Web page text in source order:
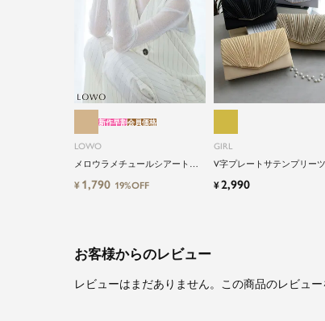
LOWO
メロウラメチュールシアートッ
プス
新作早割会員価格
¥ 1,790 19%OFF
GIRL
V字プレートサテンプリー
ッチパーティーバッグ
¥2,990
お客様からのレビュー
レビューはまだありません。この商品のレビュー